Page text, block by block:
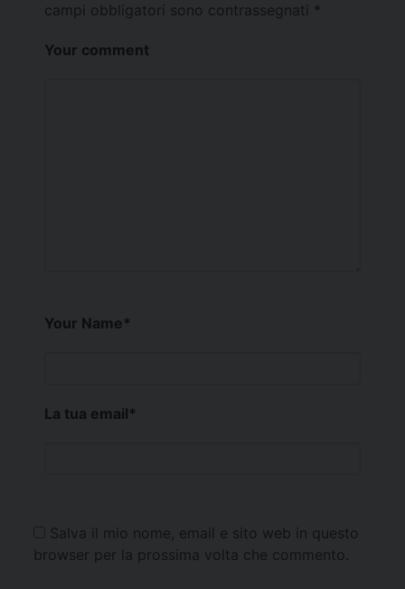
campi obbligatori sono contrassegnati *
Your comment
Your Name*
La tua email*
Salva il mio nome, email e sito web in questo
browser per la prossima volta che commento.